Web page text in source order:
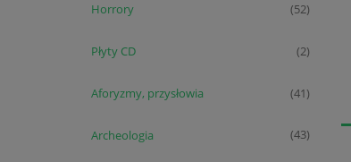
Horrory (52)
Płyty CD (2)
Aforyzmy, przysłowia (41)
Archeologia (43)